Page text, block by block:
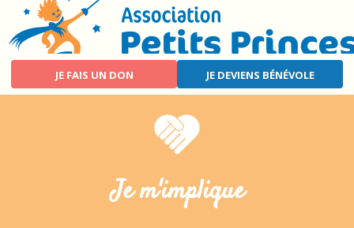
Aller
contenu
principal
JE FAIS UN DON JE DEVIENS BÉNÉVOLE
ACTUALITÉS
LES RÊVES
Je m'implique